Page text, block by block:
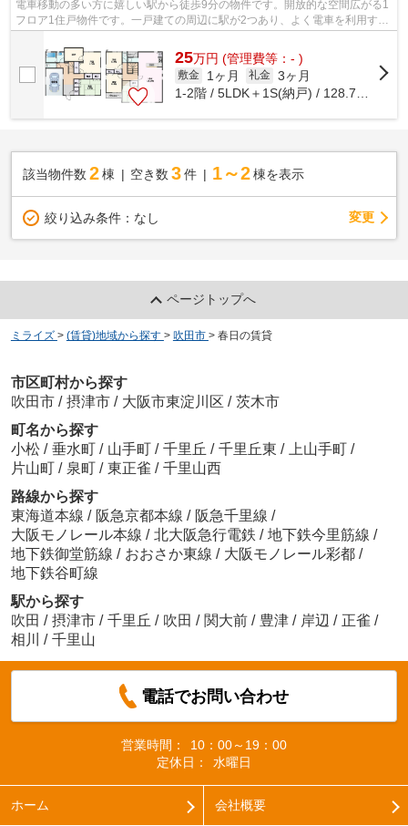
電車移動の多い方に嬉しい駅から徒歩9分の物件です。開放的な空間広がる1
フロア1住戸物件です。一戸建ての周辺に駅が2つあり、よく電車を利用する
25万円 (管理費等：- )
敷金 1ヶ月 礼金 3ヶ月
該当物件数 2棟 空き数 3 件 1～2 棟を表示
絞り込み条件： なし 変更
ページトップへ
ミライズ > (賃貸)地域から探す > 吹田市 > 春日の賃貸
市区町村から探す
吹田市 / 摂津市 / 大阪市東淀川区 / 茨木市
町名から探す
小松 / 垂水町 / 山手町 / 千里丘 / 千里丘東 / 上山手町 /
片山町 / 泉町 / 東正雀 / 千里山西
路線から探す
東海道本線 / 阪急京都本線 / 阪急千里線 /
大阪モノレール本線 / 北大阪急行電鉄 / 地下鉄今里筋線 /
地下鉄御堂筋線 / おおさか東線 / 大阪モノレール彩都 /
地下鉄谷町線
駅から探す
吹田 / 摂津市 / 千里丘 / 吹田 / 関大前 / 豊津 / 岸辺 / 正雀 /
相川
/ 千里山
電話でお問い合わせ
営業時間：
10：00～19：00
定休日：
水曜日
ホーム 会社概要